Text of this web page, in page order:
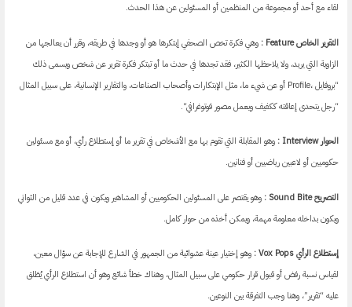
لقاء مع أحد أو مجموعة من المنظمين أو المسئولين عن هذا الحدث.
التقرير الخاص Feature :
وهي فكرة تخص الصحفي إبتكرها هو أو وجدها في طريقه، وقرر أن يعالجها من
الزاوية التي يريد، ولا يلاحظها الكثير، فقد تجدها في حدث ما أو تبتكر فكرة تقرير عن شخص ويسمى ذلك
“بروفايل ،Profile أو عن شيء ما، مثل الإبتكارات وأصحاب الصناعات، والتقارير الإنسانية، على سبيل المثال
“رجل يتحدى إعاقته ككفيف ويعمل مصور فوتوغرافي“.
الحوار Interview : وهو المقابلة التي تقوم بها مع الأشخاص في تقرير ما أو إستطلاع رأي، أو مع مسئولين
حكوميين أو لاعبين رياضيين أو فنانين.
التصريح Sound Bite :
وهو يقتصر على المسئولين الحكوميين أو المشاهير ويكون في عدد قليل من الثواني
ويكون بداخله معلومة مهمة، ويمكن أخذه من حوار كامل.
إستطلاع الرأي Vox Pops : وهو إختيار عينة عشوائية من الجمهور في الشارع للإجابة عن سؤال معين،
لقياس نسبة رفض أو قبول قرار حكومي على سبيل المثال، وهناك خطأ شائع وهو أن استطلاع الرأي يُطَلق
عليه “تقرير”، وهنا وجب التفرقة بين النوعين.